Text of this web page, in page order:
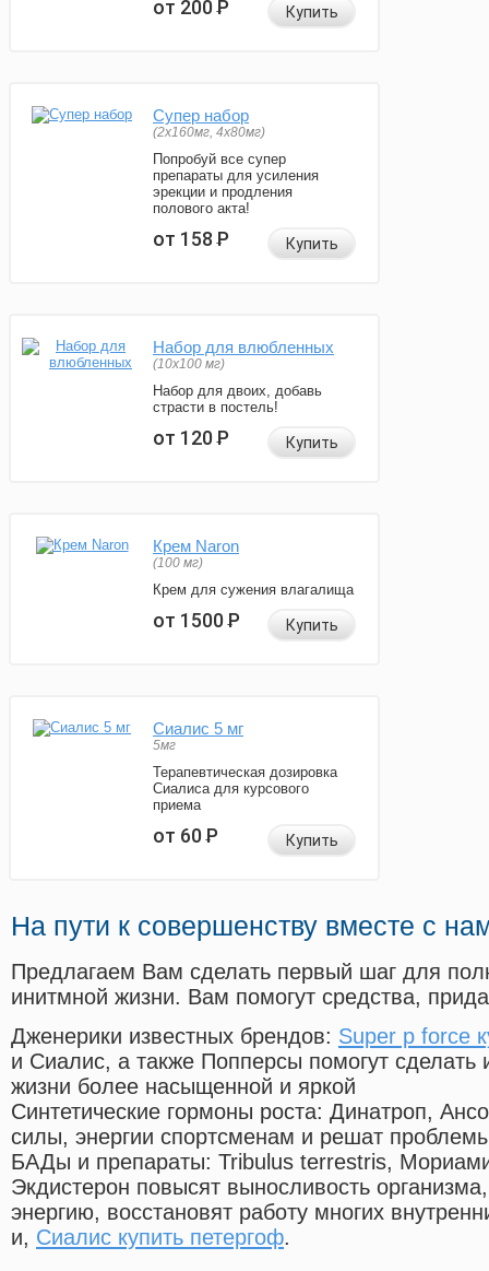
от 200Р Купить
Супер набор
(2х160мг, 4х80мг)
Попробуй все супер
препараты для усиления
эрекции и продления
полового акта!
от 158Р Купить
Набор для влюбленных
(10х100 мг)
Набор для двоих, добавь
страсти в постель!
от 120Р Купить
Крем Naron
(100 мг)
Крем для сужения влагалища
от 1500Р Купить
Сиалис 5 мг
5мг
Терапевтическая дозировка
Сиалиса для курсового
приема
от 60Р Купить
На пути к совершенству вместе с
Предлагаем Вам сделать первый шаг для
инитмной жизни. Вам помогут средства,
Дженерики известных брендов: Super p force
и Сиалис, а также Попперсы помогут
жизни более насыщенной и яркой
Синтетические гормоны роста: Динатроп,
силы, энергии спортсменам и решат
БАДы и препараты: Tribulus terrestris,
Экдистерон повысят выносливость
энергию, восстановят работу многих
и, Сиалис купить петергоф.